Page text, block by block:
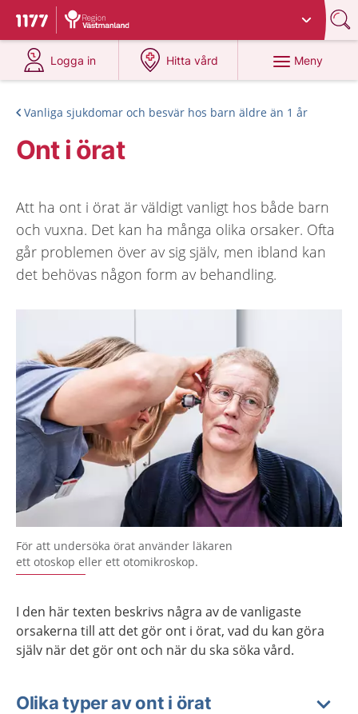
Till startsidan för 1177
Du har valt region
Logga in
på 1177.se
Hitta vård
på 1177.se
Meny
Vanliga sjukdomar och besvär hos barn äldre än 1 år
Ont i örat
Att ha ont i örat är väldigt vanligt hos både barn
och vuxna. Det kan ha många olika orsaker. Ofta
går problemen över av sig själv, men ibland kan
det behövas någon form av behandling.
För att undersöka örat använder läkaren
ett otoskop eller ett otomikroskop.
I den här texten beskrivs några av de vanligaste
orsakerna till att det gör ont i örat, vad du kan göra
själv när det gör ont och när du ska söka vård.
Olika typer av ont i örat